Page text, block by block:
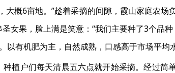
大概6亩地。”趁着采摘的间隙，霞山家庭农场
女果，脸上满是笑意：“我们主要种了3个品
以有机肥为主，自然成熟，口感高于市场平均
植户们每天清晨五六点就开始采摘。经过简